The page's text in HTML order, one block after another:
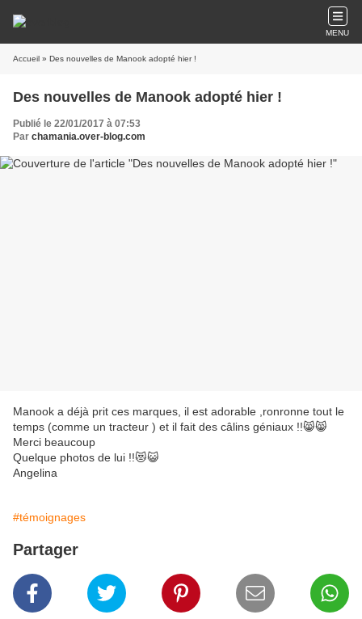
MENU
Accueil » Des nouvelles de Manook adopté hier !
Des nouvelles de Manook adopté hier !
Publié le 22/01/2017 à 07:53
Par chamania.over-blog.com
Manook a déjà prit ces marques, il est adorable ,ronronne tout le
temps (comme un tracteur ) et il fait des câlins géniaux !!😸😸
Merci beaucoup
Quelque photos de lui !!😻😺
Angelina
#témoignages
Partager